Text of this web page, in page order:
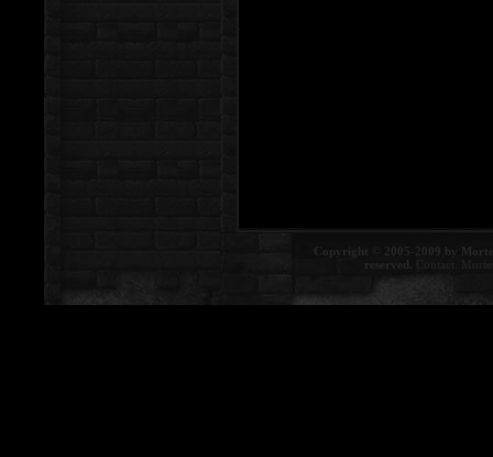
Copyright © 2005-2009 by
reserved. Contact: